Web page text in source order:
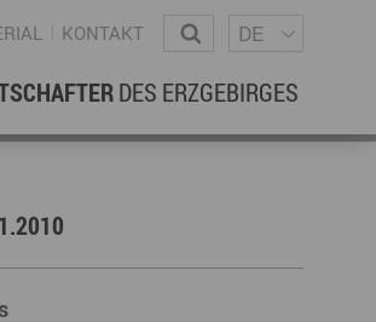
KONTAKT Wonach suchen Sie?
DE
DES ERZGEBIRGES